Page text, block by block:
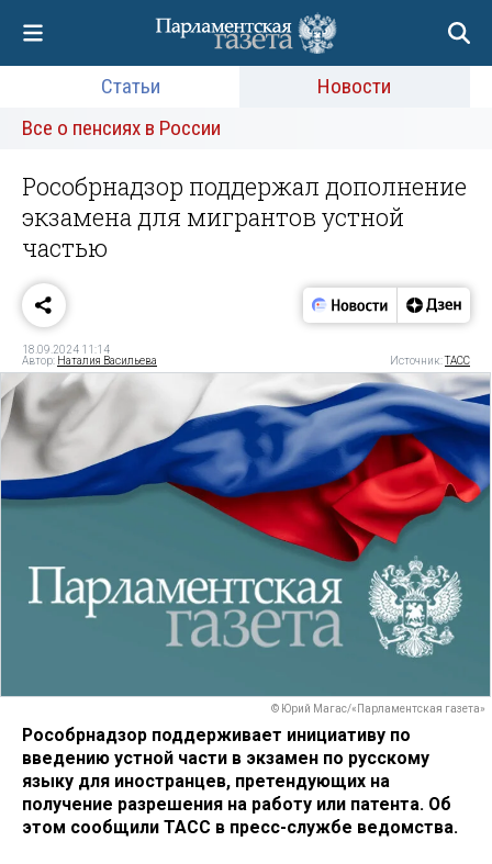
Статьи
Новости
Все о пенсиях в России
Рособрнадзор поддержал дополнение
экзамена для мигрантов устной
частью
18.09.2024 11:14
Автор: Наталия Васильева Источник:ТАСС
© Юрий Магас/«Парламентская газета»
Рособрнадзор поддерживает инициативу по
введению устной части в экзамен по русскому
языку для иностранцев, претендующих на
получение разрешения на работу или патента. Об
этом сообщили ТАСС в пресс-службе ведомства.